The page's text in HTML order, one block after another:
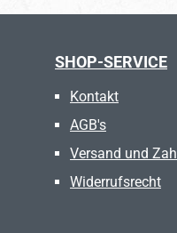
SHOP-SERVICE
Kontakt
AGB's
Versand und
Widerrufsrecht